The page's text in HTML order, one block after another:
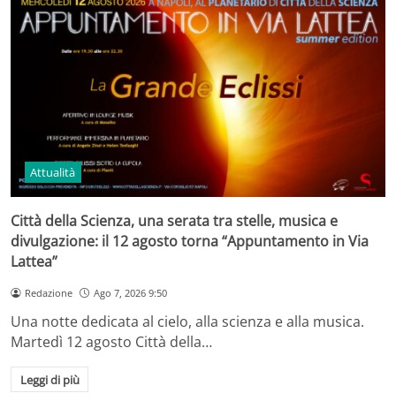
Attualità
Città della Scienza, una serata tra stelle, musica e
divulgazione: il 12 agosto torna “Appuntamento in Via
Lattea”
Redazione Ago 7, 2026 9:50
Una notte dedicata al cielo, alla scienza e alla musica.
Martedì 12 agosto Città della…
Leggi di più